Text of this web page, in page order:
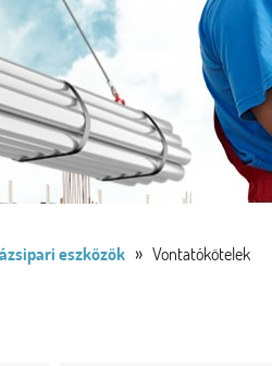
eszközök » Vontatókötelek